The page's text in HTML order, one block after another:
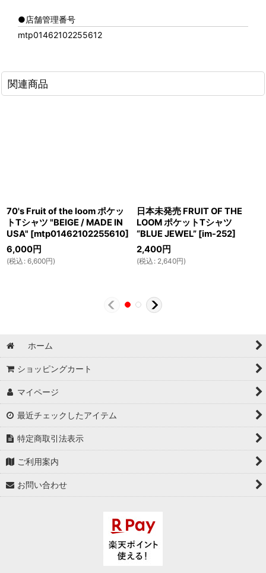
●店舗管理番号
mtp01462102255612
関連商品
70's Fruit of the loom ポケッ
トTシャツ "BEIGE / MADE IN
USA" [mtp01462102255610]
6,000円
(税込 : 6,600円)
日本未発売 FRUIT OF THE
LOOM ポケットTシャツ
“BLUE JEWEL” [im-252]
2,400円
(税込 : 2,640円)
ホーム
ショッピングカート
マイページ
最近チェックしたアイテム
特定商取引法表示
ご利用案内
お問い合わせ